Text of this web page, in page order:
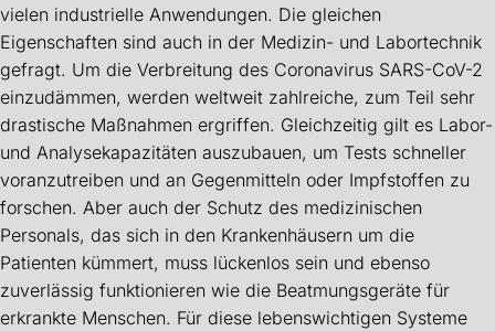
vielen industrielle Anwendungen. Die gleichen
Eigenschaften sind auch in der Medizin- und Labortechnik
gefragt. Um die Verbreitung des Coronavirus SARS-CoV-2
einzudämmen, werden weltweit zahlreiche, zum Teil sehr
drastische Maßnahmen ergriffen. Gleichzeitig gilt es Labor-
und Analysekapazitäten auszubauen, um Tests schneller
voranzutreiben und an Gegenmitteln oder Impfstoffen zu
forschen. Aber auch der Schutz des medizinischen
Personals, das sich in den Krankenhäusern um die
Patienten kümmert, muss lückenlos sein und ebenso
zuverlässig funktionieren wie die Beatmungsgeräte für
erkrankte Menschen. Für diese lebenswichtigen Systeme